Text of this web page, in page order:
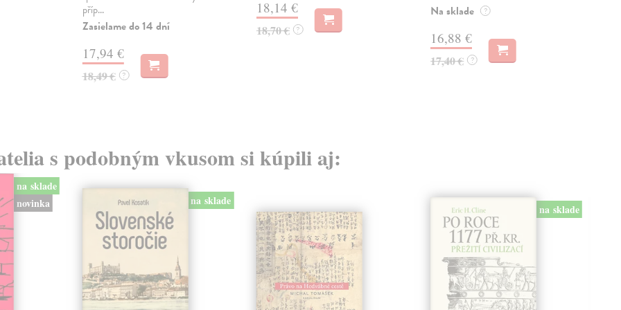
příp...
Zasielame do 14 dní
17,94 €
18,49 € ?
18,14 €
18,70 € ?
Na sklade ?
16,88 €
17,40 € ?
s podobným vkusom si kúpili aj:
na sklade
novinka
na sklade
na sklade